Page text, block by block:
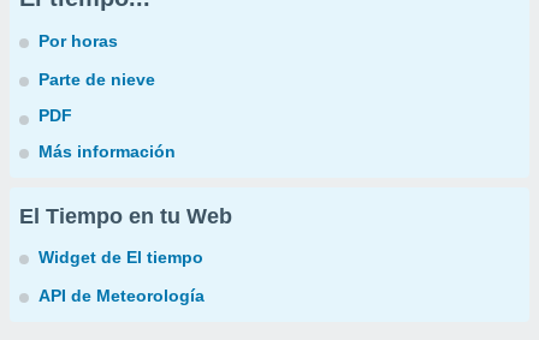
Por horas
Parte de nieve
PDF
Más información
El Tiempo en tu Web
Widget de El tiempo
API de Meteorología